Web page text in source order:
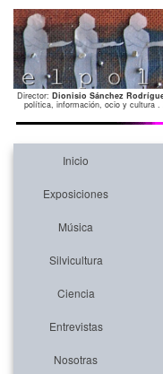
Director: Dionisio Sánchez
política, información, ocio y cultura .
Inicio
Exposiciones
Música
Silvicultura
Ciencia
Entrevistas
Nosotras